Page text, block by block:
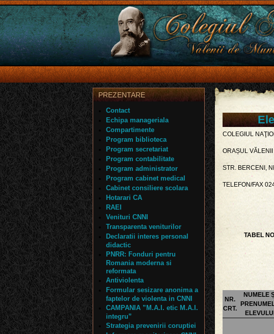
COLEGIUL
ORAȘUL
STR. BERCENI,
TELEFON/FAX
TABEL
NR.
CRT.
NUMELE
ELEVULUI
PREZENTARE
Contact
Echipa manageriala
Compartimente
Program biblioteca
Program secretariat
Program contabilitate
Program administrator
Program cabinet medical
Cabinet consiliere scolara
Hotarari CA
RAEI
Venituri CNNI
Transparenta veniturilor
Declaratii interes personal
didactic
PNRR: Fonduri pentru
Romania moderna si
reformata
Antiviolenta
Formular sesizare anonima a
faptelor de violenta in CNNI
CAMPANIA ”M.A.I. etic M.A.I.
integru”
Strategia prevenirii coruptiei